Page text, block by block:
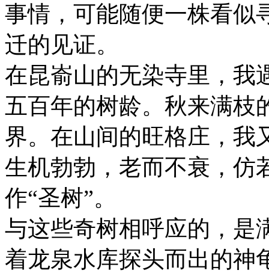
事情，可能随便一株看似
迁的见证。
在昆嵛山的无染寺里，我
五百年的树龄。秋来满枝
界。在山间的旺格庄，我
生机勃勃，老而不衰，仿
作“圣树”。
与这些奇树相呼应的，是
着龙泉水库探头而出的神